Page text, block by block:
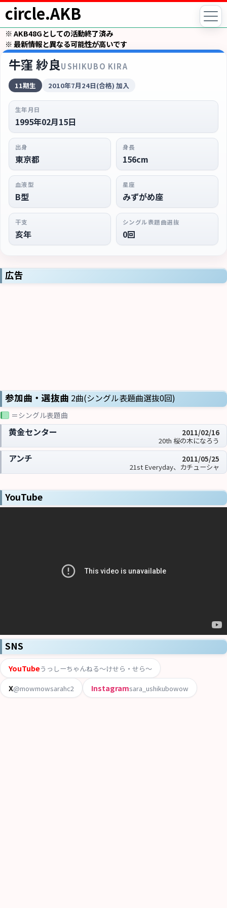
circle.AKB
※ AKB48Gとしての活動終了済み
※ 最新情報と異なる可能性が高いです
牛窪 紗良USHIKUBO KIRA
11期生 2010年7月24日(合格) 加入
生年月日
1995年02月15日
出身
東京都
身長
156cm
血液型
B型
星座
みずがめ座
干支
亥年
シングル表題曲選抜
0回
広告
参加曲・選抜曲 2曲(シングル表題曲選抜0回)
＝シングル表題曲
黄金センター
2011/02/16
20th 桜の木になろう
アンチ
2011/05/25
21st Everyday、カチューシャ
YouTube
SNS
YouTubeうっしーちゃんねる〜けせら・せら〜
X@mowmowsarahc2 Instagramsara_ushikubowow